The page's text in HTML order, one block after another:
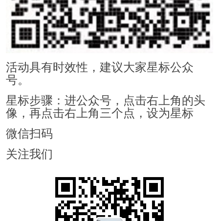
活动具有时效性，建议大家星标公众
号。
星标步骤：进公众号，点击右上角的头
像，再点击右上角三个点，设为星标
微信扫码
关注我们